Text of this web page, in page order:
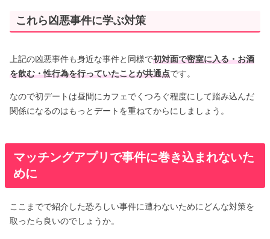
これら凶悪事件に学ぶ対策
上記の凶悪事件も身近な事件と同様で初対面で密室に入る・お酒
を飲む・性行為を行っていたことが共通点です。
なので初デートは昼間にカフェでくつろぐ程度にして踏み込んだ
関係になるのはもっとデートを重ねてからにしましょう。
マッチングアプリで事件に巻き込まれないた
めに
ここまでで紹介した恐ろしい事件に遭わないためにどんな対策を
取ったら良いのでしょうか。